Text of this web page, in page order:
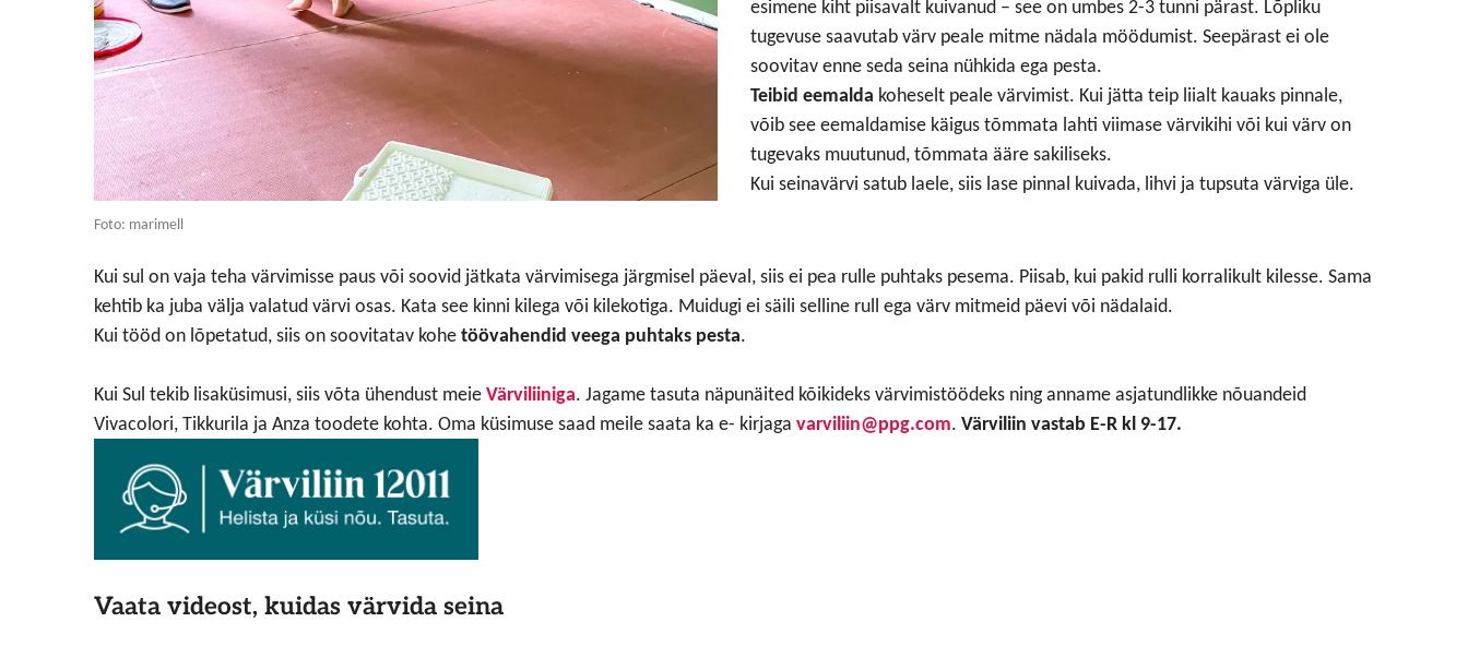
Foto: marimell
esimene kiht piisavalt kuivanud – see on umbes 2-3 tunni pärast. Lõpliku
tugevuse saavutab värv peale mitme nädala möödumist. Seepärast ei ole
soovitav enne seda seina nühkida ega pesta.
Teibid eemalda koheselt peale värvimist. Kui jätta teip liialt kauaks pinnale,
võib see eemaldamise käigus tõmmata lahti viimase värvikihi või kui värv on
tugevaks muutunud, tõmmata ääre sakiliseks.
Kui seinavärvi satub laele, siis lase pinnal kuivada, lihvi ja tupsuta värviga üle.
Kui sul on vaja teha värvimisse paus või soovid jätkata värvimisega järgmisel päeval, siis ei pea rulle puhtaks pesema. Piisab, kui pakid rulli korralikult kilesse. Sama
kehtib ka juba välja valatud värvi osas. Kata see kinni kilega või kilekotiga. Muidugi ei säili selline rull ega värv mitmeid päevi või nädalaid.
Kui tööd on lõpetatud, siis on soovitatav kohetöövahendid veega puhtaks pesta.
Kui Sul tekib lisaküsimusi, siis võta ühendust meieVärviliiniga. Jagame tasuta näpunäited kõikideks värvimistöödeks ning anname asjatundlikke nõuandeid
Vivacolori, Tikkurila ja Anza toodete kohta. Oma küsimuse saad meile saata ka e- kirjagavarviliin@ppg.com. Värviliin vastab E-R kl 9-17.
Vaata videost, kuidas värvida seina